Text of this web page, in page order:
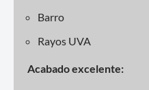
Barro
Rayos UVA
Acabado excelente: